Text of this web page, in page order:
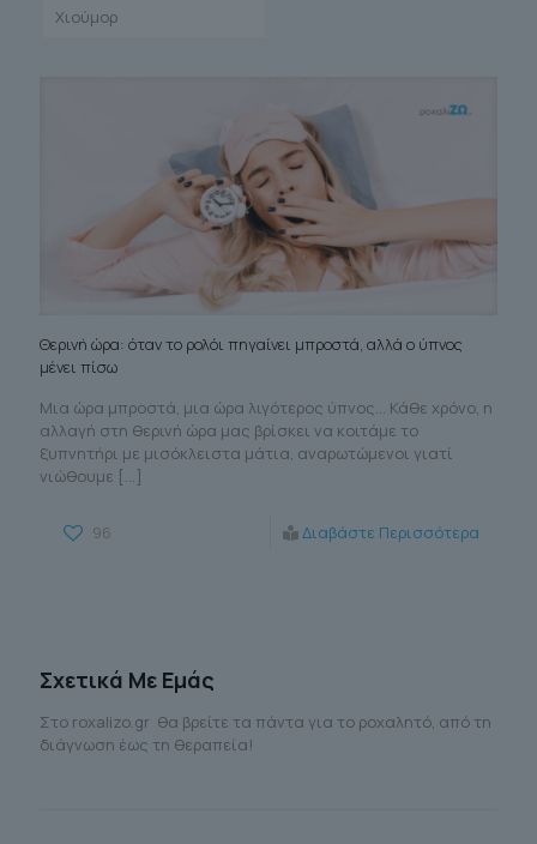
Χιούμορ
Θερινή ώρα: όταν το ρολόι πηγαίνει μπροστά, αλλά ο ύπνος
μένει πίσω
Μια ώρα μπροστά, μια ώρα λιγότερος ύπνος… Κάθε χρόνο, η
αλλαγή στη θερινή ώρα μας βρίσκει να κοιτάμε το
ξυπνητήρι με μισόκλειστα μάτια, αναρωτώμενοι γιατί
νιώθουμε […]
96 Διαβάστε Περισσότερα
Σχετικά Με Εμάς
Στο roxalizo.gr θα βρείτε τα πάντα για το ροχαλητό, από τη
διάγνωση έως τη θεραπεία!